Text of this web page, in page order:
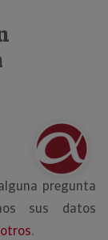
pregunta
sus datos
.